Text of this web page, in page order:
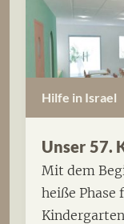
Hilfe in Israel
Unser 57.
Mit dem
heiße Phase